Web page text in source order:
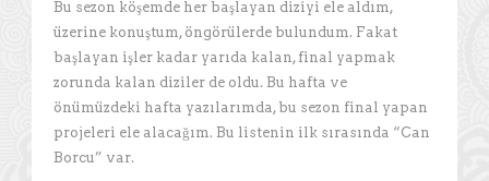
Bu sezon köşemde her başlayan diziyi ele aldım,
üzerine konuştum, öngörülerde bulundum. Fakat
başlayan işler kadar yarıda kalan, final yapmak
zorunda kalan diziler de oldu. Bu hafta ve
önümüzdeki hafta yazılarımda, bu sezon final yapan
projeleri ele alacağım. Bu listenin ilk sırasında “Can
Borcu” var.